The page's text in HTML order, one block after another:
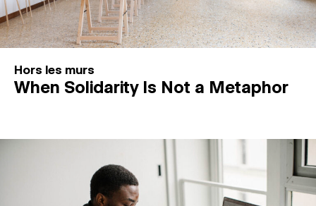
Hors les murs
When Solidarity Is Not a Metaphor